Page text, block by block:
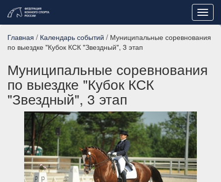
Главная / Календарь событий / Муниципальные соревнования
по выездке "Кубок КСК "Звездный", 3 этап
Муниципальные соревнования
по выездке "Кубок КСК
"Звездный", 3 этап